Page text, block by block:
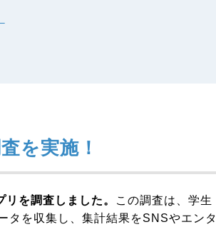
を実施！
を調査しました。
この調査は、学生
タを収集し、集計結果をSNSやエンタ